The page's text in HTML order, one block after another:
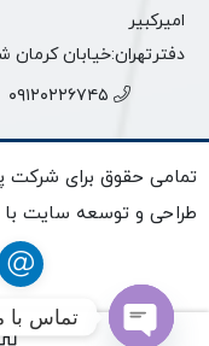
اميركبير
دفترتهران:خيابان كرمان شمالي
٠٩١٢٠٢٢٦٧٤٥
تمامی حقوق برای شرکت
طراحی و توسعه سایت با
تماس با